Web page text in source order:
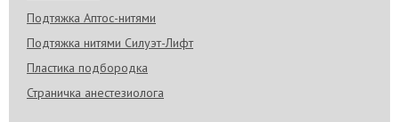
Подтяжка Аптос-нитями
Подтяжка нитями Силуэт-Лифт
Пластика подбородка
Страничка анестезиолога